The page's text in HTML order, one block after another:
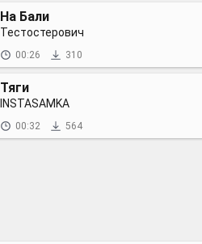
На Бали
Тестостерович
00:26 310
Тяги
INSTASAMKA
00:32 564